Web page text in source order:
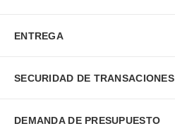
ENTREGA
SECURIDAD DE TRANSACIONES
DEMANDA DE PRESUPUESTO